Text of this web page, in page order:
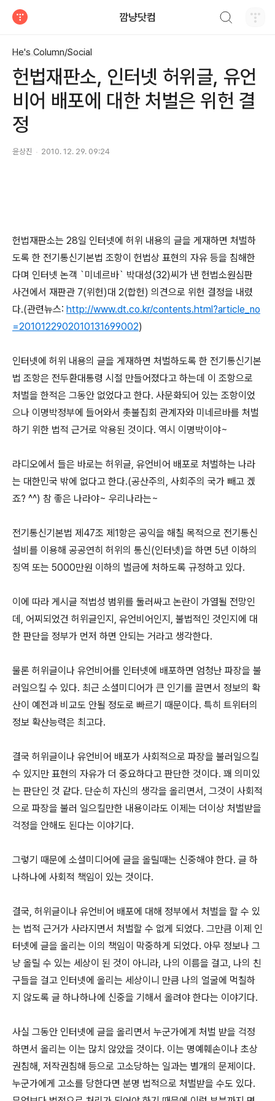
깜냥닷컴
He's Column/Social
헌법재판소, 인터넷 허위글, 유언
비어 배포에 대한 처벌은 위헌 결
정
윤상진 2010. 12. 29. 09:24
헌법재판소는 28일 인터넷에 허위 내용의 글을 게재하면 처벌하
도록 한 전기통신기본법 조항이 헌법상 표현의 자유 등을 침해한
다며 인터넷 논객 `미네르바` 박대성(32)씨가 낸 헌법소원심판
사건에서 재판관 7(위헌)대 2(합헌) 의견으로 위헌 결정을 내렸
다.(관련뉴스: http://www.dt.co.kr/contents.html?article_no
=2010122902010131699002)
인터넷에 허위 내용의 글을 게재하면 처벌하도록 한 전기통신기본
법 조항은 전두환대통령 시절 만들어졌다고 하는데 이 조항으로
처벌을 한적은 그동안 없었다고 한다. 사문화되어 있는 조항이었
으나 이명박정부에 들어와서 촛불집회 관계자와 미네르바를 처벌
하기 위한 법적 근거로 악용된 것이다. 역시 이명박이야~
라디오에서 들은 바로는 허위글, 유언비어 배포로 처벌하는 나라
는 대한민국 밖에 없다고 한다.(공산주의, 사회주의 국가 빼고 겠
죠? ^^) 참 좋은 나라야~ 우리나라는~
전기통신기본법 제47조 제1항은 공익을 해칠 목적으로 전기통신
설비를 이용해 공공연히 허위의 통신(인터넷)을 하면 5년 이하의
징역 또는 5000만원 이하의 벌금에 처하도록 규정하고 있다.
이에 따라 게시글 적법성 범위를 둘러싸고 논란이 가열될 전망인
데, 어찌되었건 허위글인지, 유언비어인지, 불법적인 것인지에 대
한 판단을 정부가 먼저 하면 안되는 거라고 생각한다.
물론 허위글이나 유언비어를 인터넷에 배포하면 엄청난 파장을 불
러일으킬 수 있다. 최근 소셜미디어가 큰 인기를 끌면서 정보의 확
산이 예전과 비교도 안될 정도로 빠르기 때문이다. 특히 트위터의
정보 확산능력은 최고다.
결국 허위글이나 유언비어 배포가 사회적으로 파장을 불러일으킬
수 있지만 표현의 자유가 더 중요하다고 판단한 것이다. 꽤 의미있
는 판단인 것 같다. 단순히 자신의 생각을 올리면서, 그것이 사회적
으로 파장을 불러 일으킬만한 내용이라도 이제는 더이상 처벌받을
걱정을 안해도 된다는 이야기다.
그렇기 때문에 소셜미디어에 글을 올릴때는 신중해야 한다. 글 하
나하나에 사회적 책임이 있는 것이다.
결국, 허위글이나 유언비어 배포에 대해 정부에서 처벌을 할 수 있
는 법적 근거가 사라지면서 처벌할 수 없게 되었다. 그만큼 이제 인
터넷에 글을 올리는 이의 책임이 막중하게 되었다. 아무 정보나 그
냥 올릴 수 있는 세상이 된 것이 아니라, 나의 이름을 걸고, 나의 친
구들을 걸고 인터넷에 올리는 세상이니 만큼 나의 얼굴에 먹칠하
지 않도록 글 하나하나에 신중을 기해서 올려야 한다는 이야기다.
사실 그동안 인터넷에 글을 올리면서 누군가에게 처벌 받을 걱정
하면서 올리는 이는 많치 않았을 것이다. 이는 명예훼손이나 초상
권침해, 저작권침해 등으로 고소당하는 일과는 별개의 문제이다.
누군가에게 고소를 당한다면 분명 법적으로 처벌받을 수도 있다.